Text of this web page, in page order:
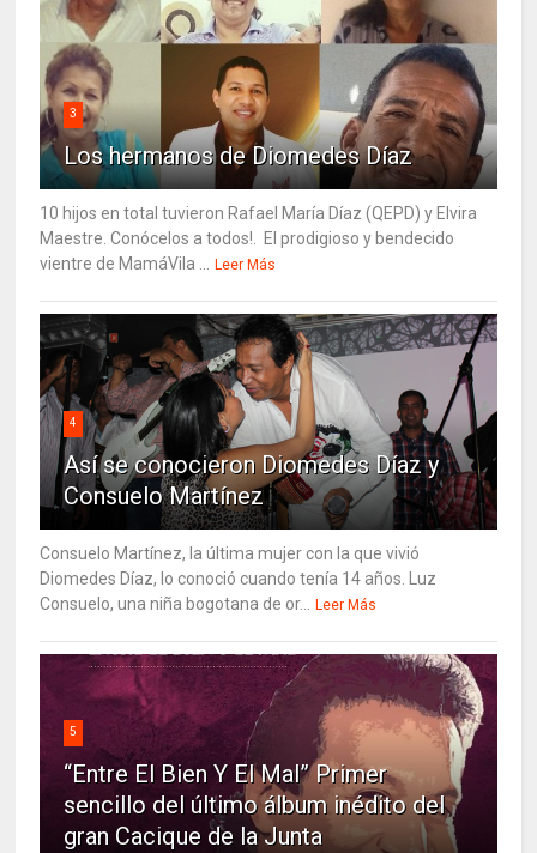
3
Los hermanos de Diomedes Díaz
10 hijos en total tuvieron Rafael María Díaz (QEPD) y Elvira
Maestre. Conócelos a todos!. El prodigioso y bendecido
vientre de MamáVila ... Leer Más
4
Así se conocieron Diomedes Díaz y
Consuelo Martínez
Consuelo Martínez, la última mujer con la que vivió
Diomedes Díaz, lo conoció cuando tenía 14 años. Luz
Consuelo, una niña bogotana de or... Leer Más
5
“Entre El Bien Y El Mal” Primer
sencillo del último álbum inédito del
gran Cacique de la Junta